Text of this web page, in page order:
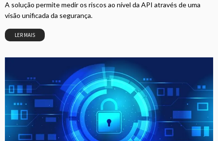
A solução permite medir os riscos ao nível da API através de uma
visão unificada da segurança.
LER MAIS